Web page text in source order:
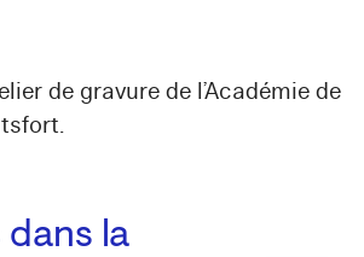
de gravure de l’Académie de
la